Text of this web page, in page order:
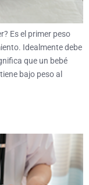
Es el primer peso
Idealmente debe
que un bebé
bajo peso al